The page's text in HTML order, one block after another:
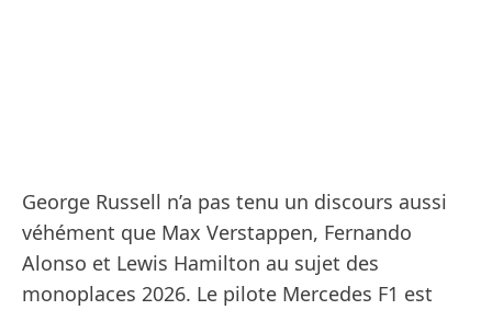
George Russell n’a pas tenu un discours aussi
véhément que Max Verstappen, Fernando
Alonso et Lewis Hamilton au sujet des
monoplaces 2026. Le pilote Mercedes F1 est